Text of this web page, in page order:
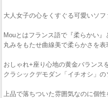
大人女子の心をくすぐる可愛いソフ
Mouとはフランス語で『柔らかい』
丸みをもたせ曲線美で柔らかさを表
おしゃれ+座り心地の黄金バランス
クラシックデモダン「イチオシ」の
上品で落ちついた雰囲気なのに個